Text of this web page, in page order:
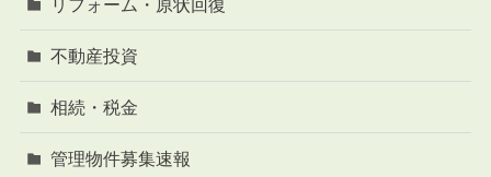
リフォーム・原状回復
不動産投資
相続・税金
管理物件募集速報